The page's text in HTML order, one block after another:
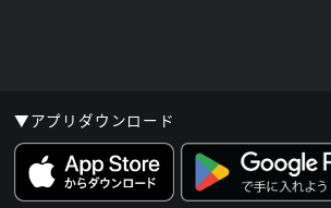
▼アプリダウンロード